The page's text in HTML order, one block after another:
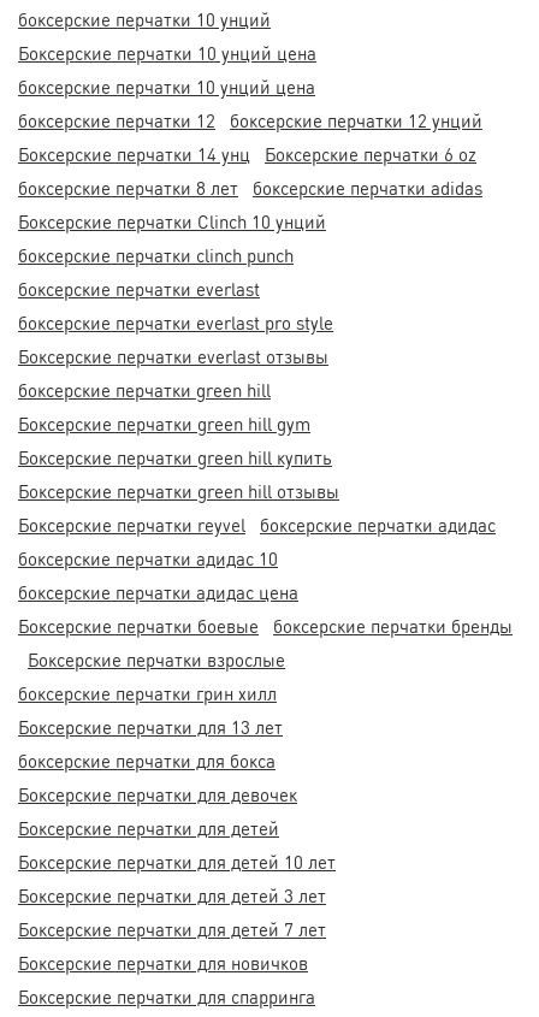
боксерские перчатки 10 унций
Боксерские перчатки 10 унций цена
боксерские перчатки 10 унций цена
боксерские перчатки 12
боксерские перчатки 12 унций
Боксерские перчатки 14 унц
Боксерские перчатки 6 oz
боксерские перчатки 8 лет
боксерские перчатки adidas
Боксерские перчатки Clinch 10 унций
боксерские перчатки clinch punch
боксерские перчатки everlast
боксерские перчатки everlast pro style
Боксерские перчатки everlast отзывы
боксерские перчатки green hill
Боксерские перчатки green hill gym
Боксерские перчатки green hill купить
Боксерские перчатки green hill отзывы
Боксерские перчатки reyvel
боксерские перчатки адидас
боксерские перчатки адидас 10
боксерские перчатки адидас цена
Боксерские перчатки боевые
боксерские перчатки бренды
Боксерские перчатки взрослые
боксерские перчатки грин хилл
Боксерские перчатки для 13 лет
боксерские перчатки для бокса
Боксерские перчатки для девочек
Боксерские перчатки для детей
Боксерские перчатки для детей 10 лет
Боксерские перчатки для детей 3 лет
Боксерские перчатки для детей 7 лет
Боксерские перчатки для новичков
Боксерские перчатки для спарринга